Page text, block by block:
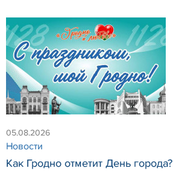
05.08.2026
Новости
Как Гродно отметит День города?